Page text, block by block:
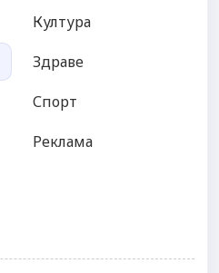
Култура
Здраве
Спорт
Реклама